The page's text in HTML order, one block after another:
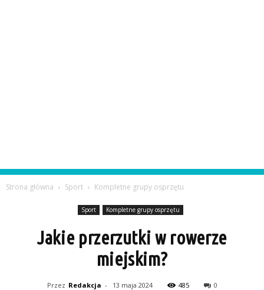
Strona główna Sport Kompletne grupy osprzętu
Sport Kompletne grupy osprzętu
Jakie przerzutki w rowerze
miejskim?
Przez Redakcja - 13 maja 2024 485 0